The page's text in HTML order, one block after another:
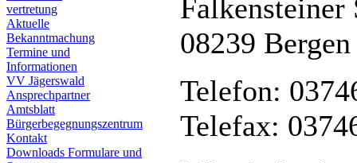
vertretung
Aktuelle
Bekanntmachung
Termine und
Informationen
VV Jägerswald
Ansprechpartner
Amtsblatt
Bürgerbegegnungszentrum
Kontakt
Downloads Formulare und
Falkensteiner
08239 Bergen
Telefon:
Telefax: